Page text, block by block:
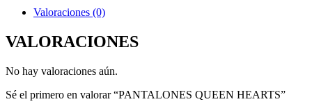
Valoraciones (0)
VALORACIONES
No hay valoraciones aún.
Sé el primero en valorar “PANTALONES QUEEN HEARTS”